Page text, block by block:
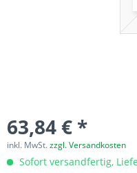
63,84 € *
inkl. MwSt.zzgl. Versandkosten
Sofort versandfertig,